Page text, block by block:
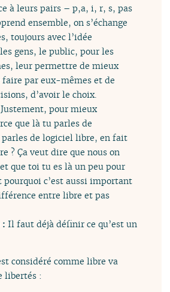
à leurs pairs – p,a, i, r, s, pas
ensemble, on s’échange
toujours avec l’idée
gens, le public, pour les
leur permettre de mieux
faire par eux-mêmes et de
d’avoir le choix.
Justement, pour mieux
que là tu parles de
de logiciel libre, en fait
? Ça veut dire que nous on
que toi tu es là un peu pour
pourquoi c’est aussi important
entre libre et pas
:Il faut déjà définir ce qu’est un
considéré comme libre va
libertés :